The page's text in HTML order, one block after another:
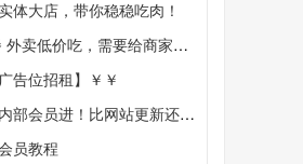
体大店，带你稳稳吃肉！
卖低价吃，需要给商家好评
告位招租】￥￥
会员进！比网站更新还精彩！
员教程